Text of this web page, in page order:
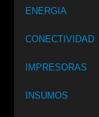
ENERGIA
CONECTIVIDAD
IMPRESORAS
INSUMOS